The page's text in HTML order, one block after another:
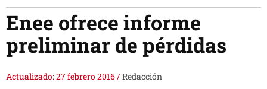
Enee ofrece informe
preliminar de pérdidas
Actualizado: 27 febrero 2016/Redacción